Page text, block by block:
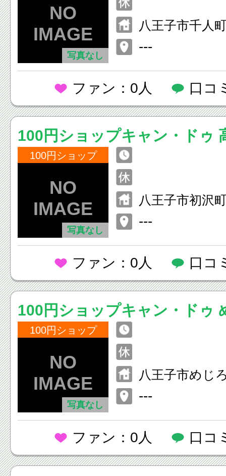
写真なし
八王子市千人
---
ファン：0人 口コ
100円ショップキャン・ドゥ
100円ショップ
写真なし
八王子市初沢
---
ファン：0人 口コ
100円ショップキャン・ドゥ
100円ショップ
写真なし
八王子市めじ
---
ファン：0人 口コ